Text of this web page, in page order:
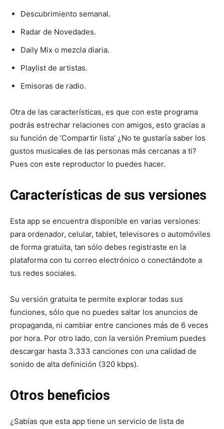
Descubrimiento semanal.
Radar de Novedades.
Daily Mix o mezcla diaria.
Playlist de artistas.
Emisoras de radio.
Otra de las características, es que con este programa
podrás estrechar relaciones con amigos, esto gracias a
su función de ‘Compartir lista’ ¿No te gustaría saber los
gustos musicales de las personas más cercanas a ti?
Pues con este reproductor lo puedes hacer.
Características de sus versiones
Esta app se encuentra disponible en varias versiones:
para ordenador, celular, tablet, televisores o automóviles
de forma gratuita, tan sólo debes registraste en la
plataforma con tu correo electrónico o conectándote a
tus redes sociales.
Su versión gratuita te permite explorar todas sus
funciones, sólo que no puedes saltar los anuncios de
propaganda, ni cambiar entre canciones más de 6 veces
por hora. Por otro lado, con la versión Premium puedes
descargar hasta 3.333 canciones con una calidad de
sonido de alta definición (320 kbps).
Otros beneficios
¿Sabías que esta app tiene un servicio de lista de